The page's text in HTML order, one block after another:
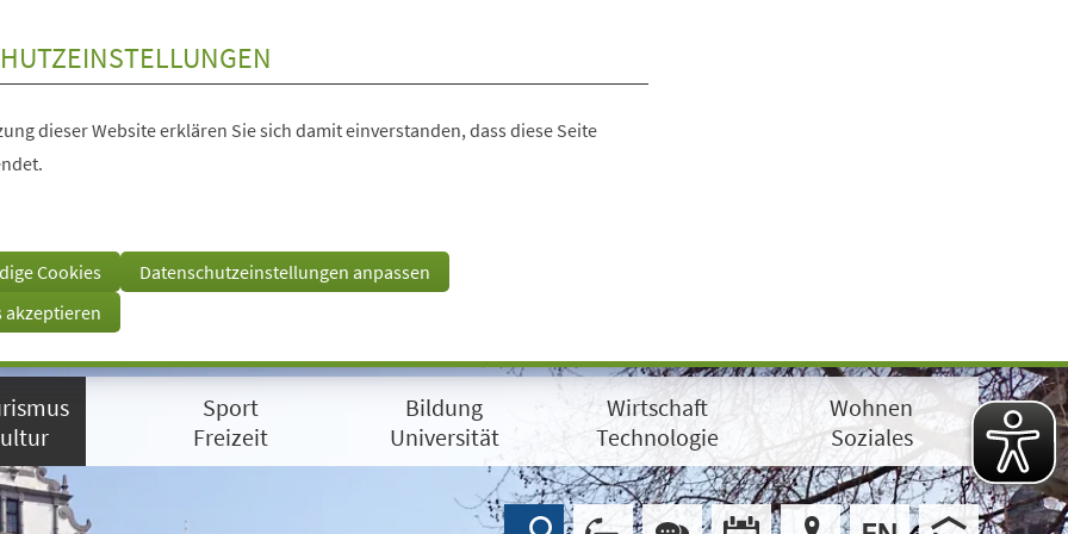
dieser Website erklären Sie sich damit einverstanden, dass diese Seite
Cookies
Datenschutzeinstellungen anpassen
akzeptieren
Sport
Freizeit
Bildung
Universität
Wirtschaft
Technologie
Wohnen
Soziales